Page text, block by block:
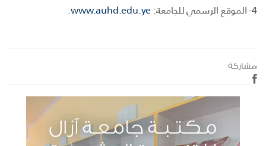
4- الموقع الرسمي للجامعة:
www.auhd.edu.ye
.
مشاركة: